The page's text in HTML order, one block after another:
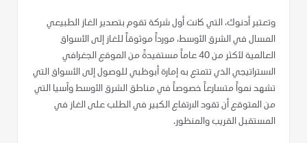
وتعتبر أدنوك، التي كانت أول شركة تقوم بتصدير الغاز الطبيعي
المسال في الشرق الأوسط، مورداً موثوقاً للغاز إلى الأسواق
العالمية لأكثر من 40 عاماً مستفيدةً من الموقع الجغرافي
الاستراتيجي الذي تتمتع به إمارة أبوظبي للوصول إلى الأسواق التي
تشهد نمواً متسارعاً خصوصاً في مناطق الشرق الأوسط وآسيا التي
من المتوقع أن تقود الارتفاع الكبير في الطلب على الغاز في
المستقبل القريب والمنظور.